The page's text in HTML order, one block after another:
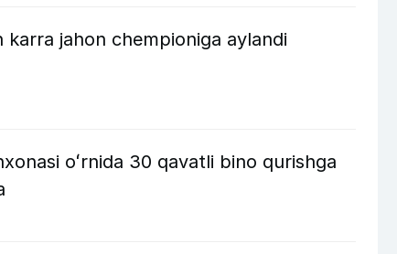
karra jahon chempioniga aylandi
oʻrnida 30 qavatli bino qurishga